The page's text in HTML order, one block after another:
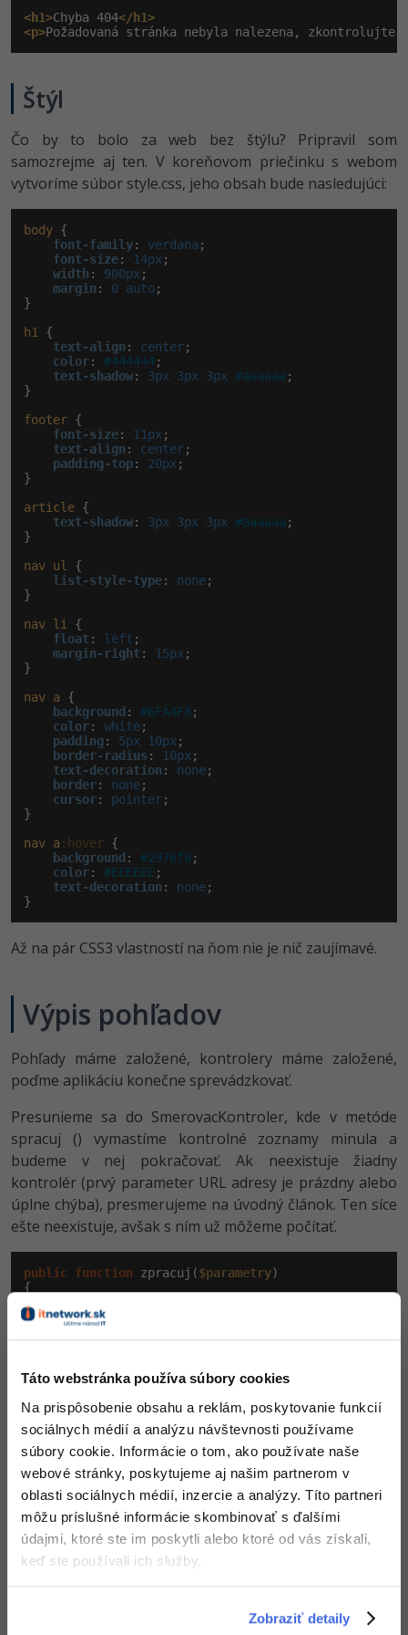
Táto webstránka používa súbory cookies
Na prispôsobenie obsahu a reklám, poskytovanie funkcií
sociálnych médií a analýzu návštevnosti používame
súbory cookie. Informácie o tom, ako používate naše
webové stránky, poskytujeme aj našim partnerom v
oblasti sociálnych médií, inzercie a analýzy. Títo partneri
môžu príslušné informácie skombinovať s ďalšími
údajmi, ktoré ste im poskytli alebo ktoré od vás získali,
keď ste používali ich služby.
Zobraziť detaily
<h1>Chyba 404</h1>
<p>Požadovaná stránka nebyla nalezena, zkontrolujte
Štýl
Čo by to bolo za web bez štýlu? Pripravil som
samozrejme aj ten. V koreňovom priečinku s webom
vytvoríme súbor style.css, jeho obsah bude nasledujúci:
body {
font-family: verdana ;
font-size: 14px ;
width : 900px ;
margin : 0 auto;
}
h1
{
text-align : center;
color: #444444;
text-shadow: 3px 3px 3px #aaaaaa ;
}
footer {
font-size: 11px ;
text-align : center;
padding-top: 20px ;
}
article {
text-shadow: 3px 3px 3px #aaaaaa ;
}
nav ul
{
list-style-type: none;
}
nav li
{
float : left ;
margin-right : 15px ;
}
nav a {
background : #6FA4F8 ;
color: white;
padding: 5px 10px ;
border-radius : 10px ;
text-decoration : none;
border: none;
cursor: pointer;
}
nav a :hover {
background : #2976f8 ;
color: #EEEEEE ;
text-decoration : none;
}
Až na pár CSS3 vlastností na ňom nie je nič zaujímavé.
Výpis pohľadov
Pohľady máme založené, kontrolery máme založené,
poďme aplikáciu konečne sprevádzkovať.
Presunieme sa do SmerovacKontroler, kde v metóde
spracuj () vymastíme kontrolné zoznamy minula a
budeme v nej pokračovať. Ak neexistuje žiadny
kontrolér (prvý parameter URL adresy je prázdny alebo
úplne chýba), presmerujeme na úvodný článok. Ten síce
ešte neexistuje, avšak s ním už môžeme počítať.
public function zpracuj($parametry)
{
Ak skript pokračuje ďalej, máme názov triedy kontroleru
a pozrieme sa, či naozaj existuje. Ak áno, vytvoríme jej
inštanciu. Ak nie, presmerujeme na chybovú stránku.
if (file_exists( 'kontrolery/' . $tridaKontroleru .
$this->kontroler = new $tridaKontroleru
else
$this->presmeruj('chyba');
Máme inštanciu vnoreného kontroleru tam, kde sme ju
chceli mať. Teraz na vnorenom kontroléra zavoláme tiež